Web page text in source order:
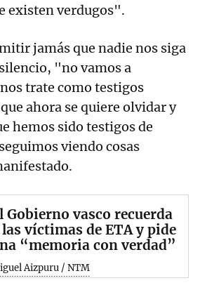
existen verdugos".
jamás que nadie nos siga
"no vamos a
trate como testigos
ahora se quiere olvidar y
hemos sido testigos de
viendo cosas
Gobierno vasco recuerda
las víctimas de ETA y pide
“memoria con verdad”
Aizpuru / NTM